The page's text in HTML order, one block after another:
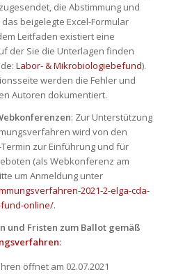
die Abstimmung und
beigelegte Excel-Formular
Leitfaden existiert eine
der Sie die Unterlagen finden
Labor- & Mikrobiologiebefund).
werden die Fehler und
Autoren dokumentiert.
: Zur Unterstützung
wird von den
zur Einführung und für
(als Webkonferenz am
um Anmeldung unter
2021-2-elga-cda-
online/.
und Fristen zum Ballot gemäß
:
öffnet am 02.07.2021